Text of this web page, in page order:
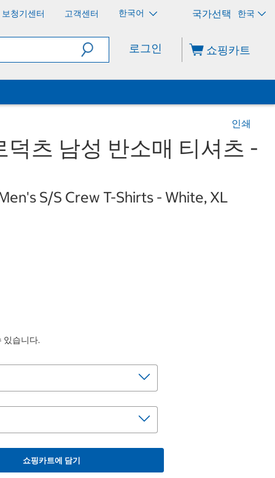
보청기센터 고객센터 한국어 한국
로그인 쇼핑카트
인쇄
츠 남성 반소매 티셔츠 -
S/S Crew T-Shirts - White, XL
있습니다.
쇼핑카트에 담기